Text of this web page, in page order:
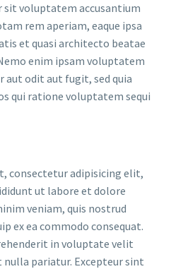
sit voluptatem accusantium
rem aperiam, eaque ipsa
et quasi architecto beatae
enim ipsam voluptatem
aut odit aut fugit, sed quia
qui ratione voluptatem sequi
consectetur adipisicing elit,
ut labore et dolore
veniam, quis nostrud
ex ea commodo consequat.
in voluptate velit
pariatur. Excepteur sint